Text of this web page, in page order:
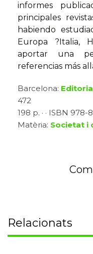
informes
principales
habiendo
Europa ?Italia,
aportar una
referencias más
Barcelona:
472
198 p. · · ISBN
Matèria: Societat i
Relacionats